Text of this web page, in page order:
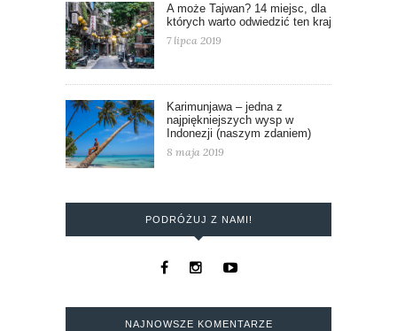
A może Tajwan? 14 miejsc, dla
których warto odwiedzić ten kraj
7 lipca 2019
Karimunjawa – jedna z
najpiękniejszych wysp w
Indonezji (naszym zdaniem)
8 maja 2019
PODRÓŻUJ Z NAMI!
NAJNOWSZE KOMENTARZE